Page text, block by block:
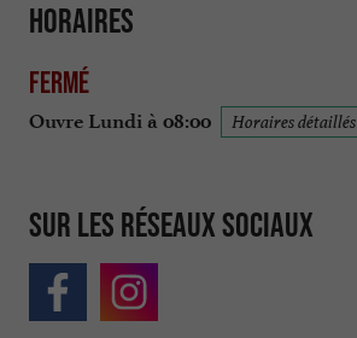
Horaires
Fermé
Ouvre Lundi à 08:00 Horaires détaillés
Sur les réseaux sociaux